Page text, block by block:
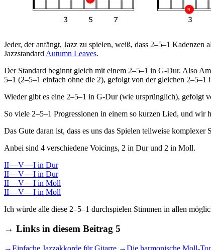
Jeder, der anfängt, Jazz zu spielen, weiß, dass 2–5–1
Jazzstandard Autumn Leaves.
Der Standard beginnt gleich mit einem 2–5–1 in G-Dur. Also
5–1 (2–5–1 einfach ohne die 2), gefolgt von der gleichen
Wieder gibt es eine 2–5–1 in G-Dur (wie ursprünglich), gefolgt
So viele 2–5–1 Progressionen in einem so kurzen Lied, und wir
Das Gute daran ist, dass es uns das Spielen teilweise
Anbei sind 4 verschiedene Voicings, 2 in Dur und 2 in Moll.
II — V — I in Dur
II — V — I in Dur
II — V — I in Moll
II — V — I in Moll
Ich würde alle diese 2–5–1 durchspielen Stimmen in allen
→ Links in diesem Beitrag 5
→Einfache Jazzakkorde für Gitarre →Die harmonische Moll-